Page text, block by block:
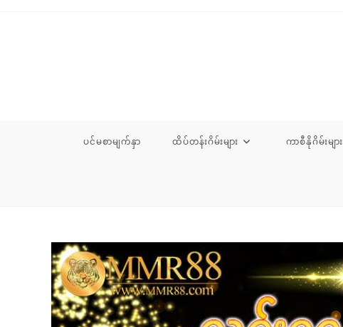
ပင်မစာမျက်နှာ ထိပ်တန်းဂိမ်းများ ကာစီနိုဂိမ်းများ